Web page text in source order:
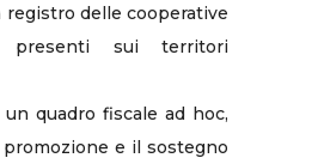
delle cooperative
presenti sui territori
quadro fiscale ad hoc,
e il sostegno